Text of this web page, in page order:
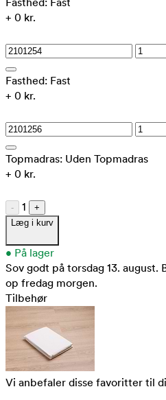
+ 0 kr.
Fasthed: Fast
+ 0 kr.
Topmadras: Uden Topmadras
+ 0 kr.
- 1
+
Læg i kurv
• På lager
Sov godt på torsdag 13. august.
op fredag morgen.
Tilbehør
Vi anbefaler disse favoritter til